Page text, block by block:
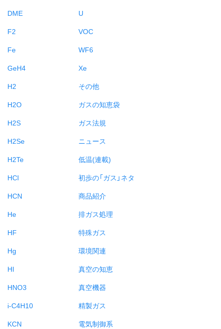
DME
F2
Fe
GeH4
H2
H2O
H2S
H2Se
H2Te
HCl
HCN
He
HF
Hg
HI
HNO3
i-C4H10
KCN
U
VOC
WF6
Xe
その他
ガスの知恵袋
ガス法規
ニュース
低温(連載)
初歩の「ガス」ネタ
商品紹介
排ガス処理
特殊ガス
環境関連
真空の知恵
真空機器
精製ガス
電気制御系